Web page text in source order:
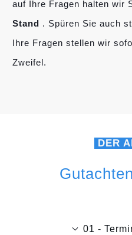
auf Ihre Fragen halten wir
Stand . Spüren Sie auch
Ihre Fragen stellen wir
Zweifel.
DER
01 -